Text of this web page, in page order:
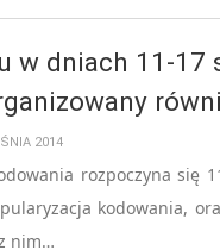
w dniach 11-17
2014
rozpoczyna się
kodowania,
nim…